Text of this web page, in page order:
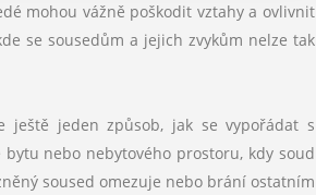
mohou vážně poškodit vztahy a ovlivnit
se sousedům a jejich zvykům nelze tak
ještě jeden způsob, jak se vypořádat s
nebo nebytového prostoru, kdy soud
soused omezuje nebo brání ostatním